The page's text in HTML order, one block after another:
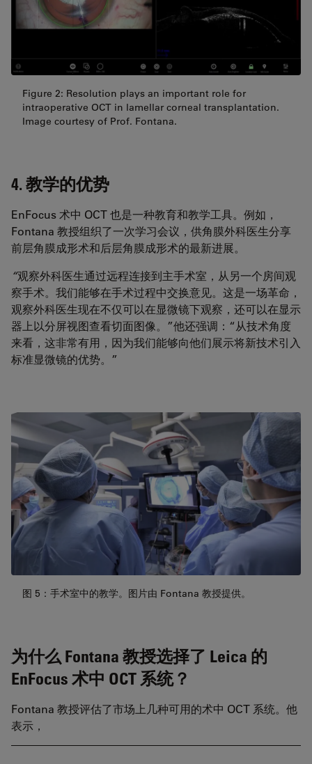
Figure 2: Resolution plays an important role for
intraoperative OCT in lamellar corneal transplantation.
Image courtesy of Prof. Fontana.
4. 教学的优势
EnFocus 术中 OCT 也是一种教育和教学工具。例如，
Fontana 教授组织了一次学习会议，供角膜外科医生分享
前层角膜成形术和后层角膜成形术的最新进展。
“观察外科医生通过远程连接到主手术室，从另一个房间观
察手术。我们能够在手术过程中交换意见。这是一场革命，
观察外科医生现在不仅可以在显微镜下观察，还可以在显示
器上以分屏视图查看切面图像。”他还强调：“从技术角度
来看，这非常有用，因为我们能够向他们展示将新技术引入
标准显微镜的优势。”
图 5：手术室中的教学。图片由 Fontana 教授提供。
为什么 Fontana 教授选择了 Leica 的
EnFocus 术中 OCT 系统？
Fontana 教授评估了市场上几种可用的术中 OCT 系统。他
表示，